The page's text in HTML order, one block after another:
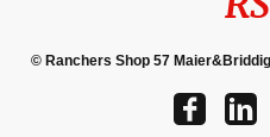
© Ranchers Shop 57